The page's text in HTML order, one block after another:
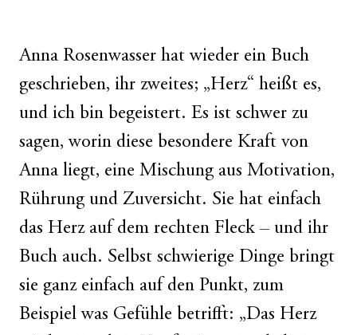
Anna Rosenwasser hat wieder ein Buch
geschrieben, ihr zweites; „Herz“ heißt es,
und ich bin begeistert. Es ist schwer zu
sagen, worin diese besondere Kraft von
Anna liegt, eine Mischung aus Motivation,
Rührung und Zuversicht. Sie hat einfach
das Herz auf dem rechten Fleck – und ihr
Buch auch. Selbst schwierige Dinge bringt
sie ganz einfach auf den Punkt, zum
Beispiel was Gefühle betrifft: „Das Herz